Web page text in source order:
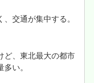
交通が集中する。
ど、東北最大の都市
い。